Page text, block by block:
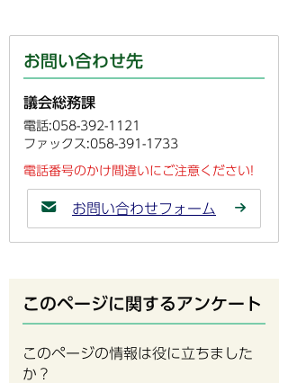
お問い合わせ先
議会総務課
電話:058-392-1121
ファックス:058-391-1733
電話番号のかけ間違いにご注意ください!
お問い合わせフォーム
このページに関するアンケート
このページの情報は役に立ちました
か？